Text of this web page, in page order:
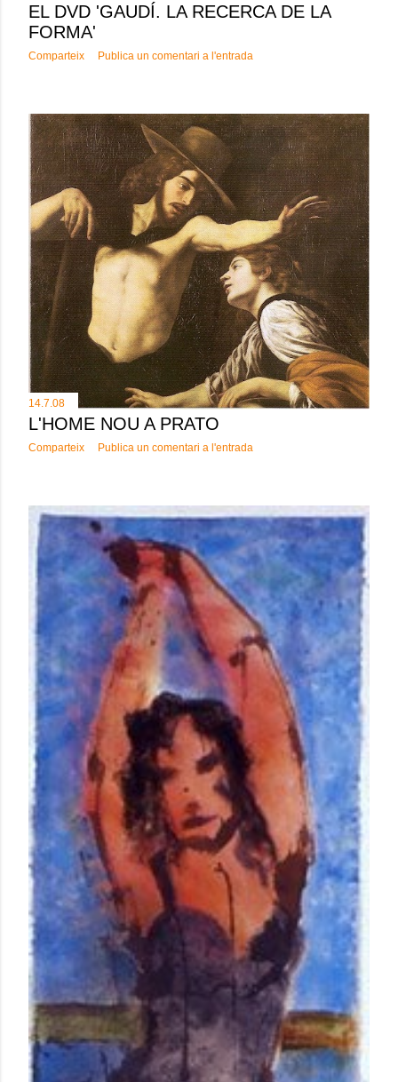
EL DVD 'GAUDÍ. LA RECERCA DE LA
FORMA'
Comparteix Publica un comentari a l'entrada
14.7.08
L'HOME NOU A PRATO
Comparteix Publica un comentari a l'entrada